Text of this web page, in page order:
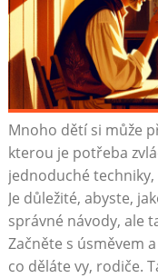
Mnoho dětí si může
kterou je potřeba
jednoduché
Je důležité, abyste,
správné návody, ale
Začněte s úsměvem
co děláte vy, rodiče.